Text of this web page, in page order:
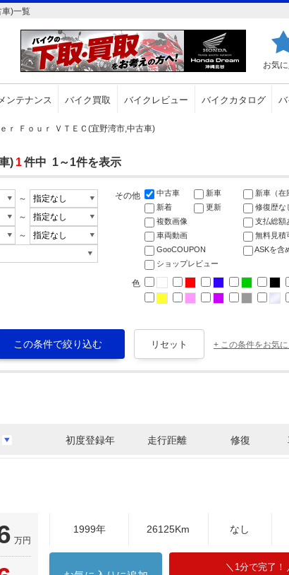
車)一覧
お気に
ンテナンス バイク買取 バイクレビュー バイクカタログ
ｒ Ｆｏｕｒ ＶＴＥＣ(宜野湾市,中古車)
) 1件中 1～1件を表示
～
～
～
その他 中古車 新車
新車（在
新着
更新
修復歴な
複数画像
支払総額
車両動画
無料見積
GooCOUPON
ASKを含
ショップレビュー
色
+ この条件をお気
初度登録年 走行距離 修復
万円
1999年 26125Km なし
1分で完了！